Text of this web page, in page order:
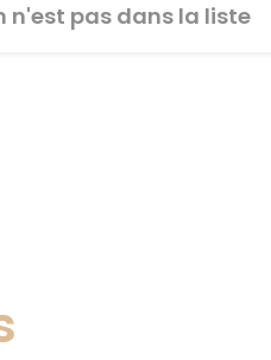
n'est pas dans la liste